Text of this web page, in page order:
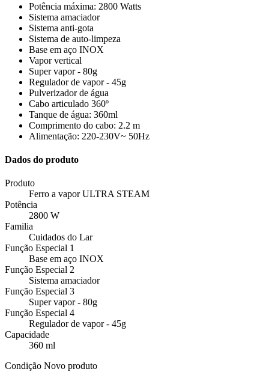
Potência máxima: 2800 Watts
Sistema amaciador
Sistema anti-gota
Sistema de auto-limpeza
Base em aço INOX
Vapor vertical
Super vapor - 80g
Regulador de vapor - 45g
Pulverizador de água
Cabo articulado 360º
Tanque de água: 360ml
Comprimento do cabo: 2.2 m
Alimentação: 220-230V~ 50Hz
Dados do produto
Produto
Ferro a vapor ULTRA STEAM
Potência
2800 W
Familia
Cuidados do Lar
Função Especial 1
Base em aço INOX
Função Especial 2
Sistema amaciador
Função Especial 3
Super vapor - 80g
Função Especial 4
Regulador de vapor - 45g
Capacidade
360 ml
Condição Novo produto